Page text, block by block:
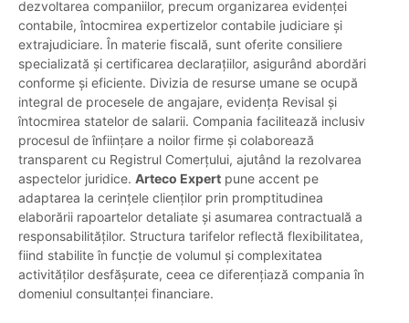
dezvoltarea companiilor, precum organizarea evidenței
contabile, întocmirea expertizelor contabile judiciare și
extrajudiciare. În materie fiscală, sunt oferite consiliere
specializată și certificarea declarațiilor, asigurând abordări
conforme și eficiente. Divizia de resurse umane se ocupă
integral de procesele de angajare, evidența Revisal și
întocmirea statelor de salarii. Compania facilitează inclusiv
procesul de înființare a noilor firme și colaborează
transparent cu Registrul Comerțului, ajutând la rezolvarea
aspectelor juridice. Arteco Expert pune accent pe
adaptarea la cerințele clienților prin promptitudinea
elaborării rapoartelor detaliate și asumarea contractuală a
responsabilităților. Structura tarifelor reflectă flexibilitatea,
fiind stabilite în funcție de volumul și complexitatea
activităților desfășurate, ceea ce diferențiază compania în
domeniul consultanței financiare.